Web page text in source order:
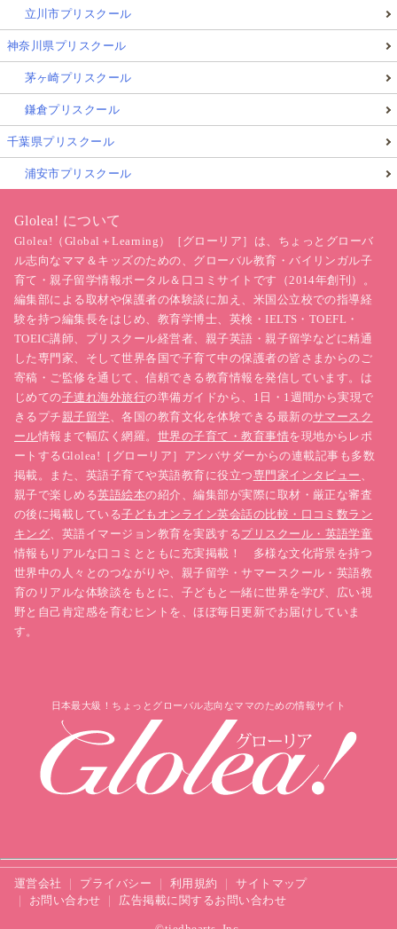
立川市プリスクール
神奈川県プリスクール
茅ヶ崎プリスクール
鎌倉プリスクール
千葉県プリスクール
浦安市プリスクール
Glolea! について
Glolea!（Global＋Learning）［グローリア］は、ちょっとグローバ
ル志向なママ＆キッズのための、グローバル教育・バイリンガル子
育て・親子留学情報ポータル＆口コミサイトです（2014年創刊）。
編集部による取材や保護者の体験談に加え、米国公立校での指導経
験を持つ編集長をはじめ、教育学博士、英検・IELTS・TOEFL・
TOEIC講師、プリスクール経営者、親子英語・親子留学などに精通
した専門家、そして世界各国で子育て中の保護者の皆さまからのご
寄稿・ご監修を通じて、信頼できる教育情報を発信しています。は
じめての子連れ海外旅行の準備ガイドから、1日・1週間から実現で
きるプチ親子留学、各国の教育文化を体験できる最新のサマースク
ール情報まで幅広く網羅。 世界の子育て・教育事情を現地からレポ
ートするGlolea!［グローリア］アンバサダーからの連載記事も多数
掲載。また、英語子育てや英語教育に役立つ専門家インタビュー 、
親子で楽しめる英語絵本の紹介、編集部が実際に取材・厳正な審査
の後に掲載している子どもオンライン英会話の比較・口コミ数ラン
キング、英語イマージョン教育を実践するプリスクール・英語学童
情報もリアルな口コミとともに充実掲載！ 多様な文化背景を持つ
世界中の人々とのつながりや、親子留学・サマースクール・英語教
育のリアルな体験談をもとに、子どもと一緒に世界を学び、広い視
野と自己肯定感を育むヒントを、ほぼ毎日更新でお届けしていま
す。
日本最大級！ちょっとグローバル志向なママのための情報サイト
運営会社 プライバシー 利用規約
サイトマップ
お問い合わせ
広告掲載に関するお問い合わせ